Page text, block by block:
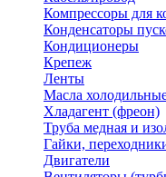
Компрессоры для
Конденсаторы
Кондиционеры
Крепеж
Ленты
Масла
Хладагент (фреон)
Труба медная и
Гайки,
Двигатели